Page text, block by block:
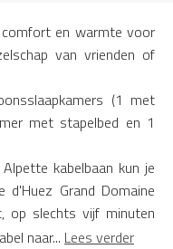
en warmte voor
van vrienden of
(1 met
met stapelbed en 1
kabelbaan kun je
d'Huez Grand Domaine
op slechts vijf minuten
naar... Lees verder